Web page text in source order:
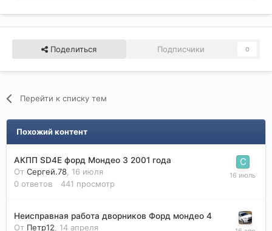
Поделиться Подписчики 0
Перейти к списку тем
Похожий контент
АКПП SD4E форд Мондео 3 2001 года
От Сергей.78 16 июля
0 ответов 441 просмотр
Неисправная работа дворников Форд мондео 4
От Петр12 14 апреля